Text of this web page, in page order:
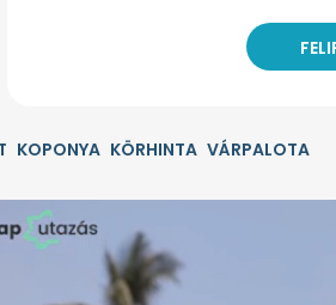
KOPONYA KÖRHINTA VÁRPALOTA